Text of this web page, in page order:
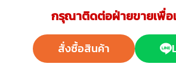
กรุณาติดต่อฝ่ายขายเพื่อ
สั่งซื้อสินค้า